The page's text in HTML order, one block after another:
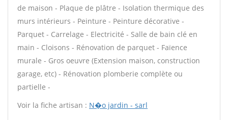
de maison - Plaque de plâtre - Isolation thermique des
murs intérieurs - Peinture - Peinture décorative -
Parquet - Carrelage - Electricité - Salle de bain clé en
main - Cloisons - Rénovation de parquet - Faïence
murale - Gros oeuvre (Extension maison, construction
garage, etc) - Rénovation plomberie complète ou
partielle -
Voir la fiche artisan : N�o jardin - sarl